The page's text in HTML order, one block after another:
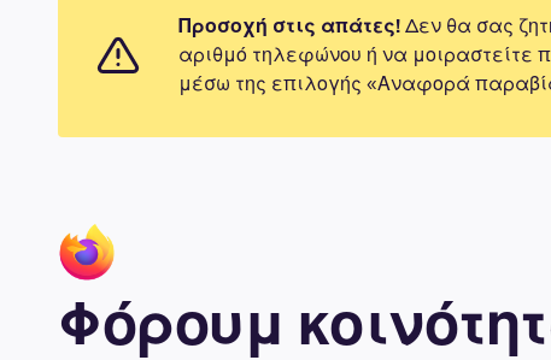
Προσοχή στις απάτες! Δεν θα σας
αριθμό τηλεφώνου ή να μοιραστείτε
μέσω της επιλογής «Αναφορά
Φόρουμ